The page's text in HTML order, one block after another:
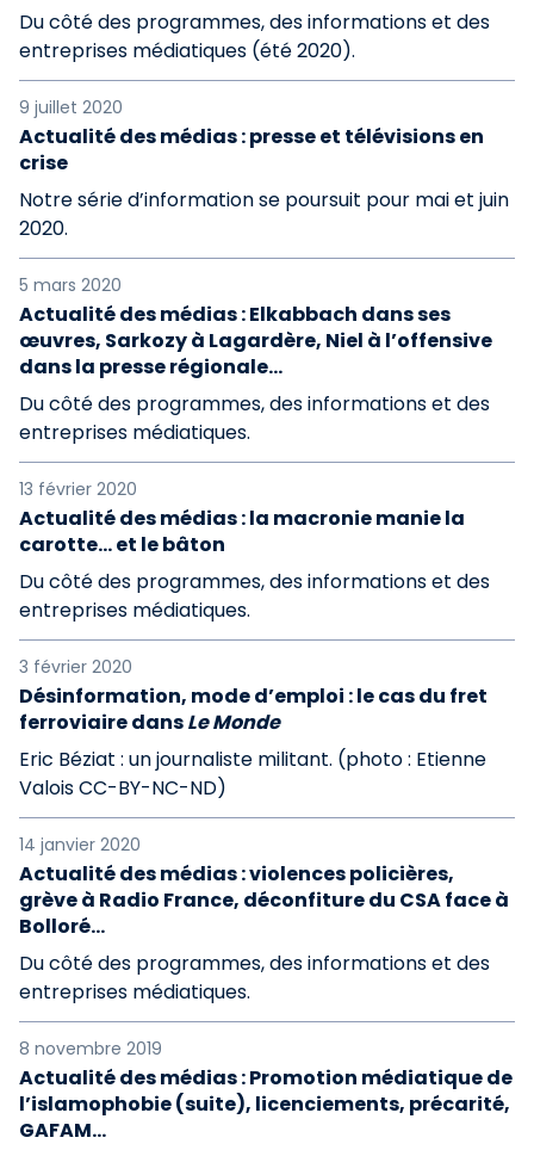
Du côté des programmes, des informations et des
entreprises médiatiques (été 2020).
9 juillet 2020
Actualité des médias : presse et télévisions en
crise
Notre série d’information se poursuit pour mai et juin
2020.
5 mars 2020
Actualité des médias : Elkabbach dans ses
œuvres, Sarkozy à Lagardère, Niel à l’offensive
dans la presse régionale…
Du côté des programmes, des informations et des
entreprises médiatiques.
13 février 2020
Actualité des médias : la macronie manie la
carotte… et le bâton
Du côté des programmes, des informations et des
entreprises médiatiques.
3 février 2020
Désinformation, mode d’emploi : le cas du fret
ferroviaire dansLe Monde
Eric Béziat : un journaliste militant. (photo : Etienne
Valois CC-BY-NC-ND)
14 janvier 2020
Actualité des médias : violences policières,
grève à Radio France, déconfiture du CSA face à
Bolloré…
Du côté des programmes, des informations et des
entreprises médiatiques.
8 novembre 2019
Actualité des médias : Promotion médiatique de
l’islamophobie (suite), licenciements, précarité,
GAFAM...